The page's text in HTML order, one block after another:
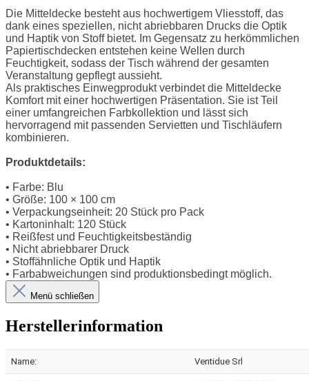
Die Mitteldecke besteht aus hochwertigem Vliesstoff, das
dank eines speziellen, nicht abriebbaren Drucks die Optik
und Haptik von Stoff bietet. Im Gegensatz zu herkömmlichen
Papiertischdecken entstehen keine Wellen durch
Feuchtigkeit, sodass der Tisch während der gesamten
Veranstaltung gepflegt aussieht.
Als praktisches Einwegprodukt verbindet die Mitteldecke
Komfort mit einer hochwertigen Präsentation. Sie ist Teil
einer umfangreichen Farbkollektion und lässt sich
hervorragend mit passenden Servietten und Tischläufern
kombinieren.
Produktdetails:
• Farbe: Blu
• Größe: 100 × 100 cm
• Verpackungseinheit: 20 Stück pro Pack
• Kartoninhalt: 120 Stück
• Reißfest und Feuchtigkeitsbeständig
• Nicht abriebbarer Druck
• Stoffähnliche Optik und Haptik
• Farbabweichungen sind produktionsbedingt möglich.
Menü schließen
Herstellerinformation
Name: Ventidue Srl